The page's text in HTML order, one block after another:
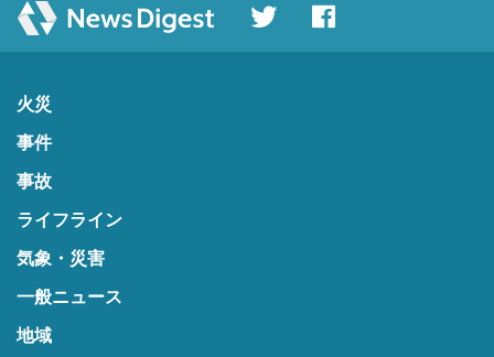
火災
事件
事故
ライフライン
気象・災害
一般ニュース
地域